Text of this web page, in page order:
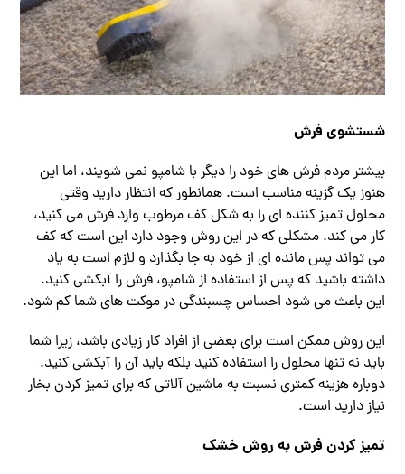
شستشوی فرش
بیشتر مردم فرش های خود را دیگر با شامپو نمی شویند، اما این
هنوز یک گزینه مناسب است. همانطور که انتظار دارید وقتی
محلول تمیز کننده ای را به شکل کف مرطوب وارد فرش می کنید،
کار می کند. مشکلی که در این روش وجود دارد این است که کف
می تواند پس مانده ای از خود به جا بگذارد و لازم است به یاد
داشته باشید که پس از استفاده از شامپو، فرش را آبکشی کنید.
این باعث می شود احساس چسبندگی در موکت های شما کم شود.
این روش ممکن است برای بعضی از افراد کار زیادی باشد، زیرا شما
باید نه تنها محلول را استفاده کنید بلکه باید آن را آبکشی کنید.
دوباره هزینه کمتری نسبت به ماشین آلاتی که برای تمیز کردن بخار
نیاز دارید است.
تمیز کردن فرش به روش خشک